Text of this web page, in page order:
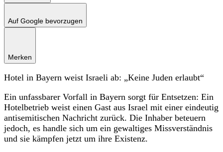
Auf Google bevorzugen
Merken
Hotel in Bayern weist Israeli ab: „Keine Juden erlaubt“
Ein unfassbarer Vorfall in Bayern sorgt für Entsetzen: Ein
Hotelbetrieb weist einen Gast aus Israel mit einer eindeutig
antisemitischen Nachricht zurück. Die Inhaber beteuern
jedoch, es handle sich um ein gewaltiges Missverständnis
und sie kämpfen jetzt um ihre Existenz.